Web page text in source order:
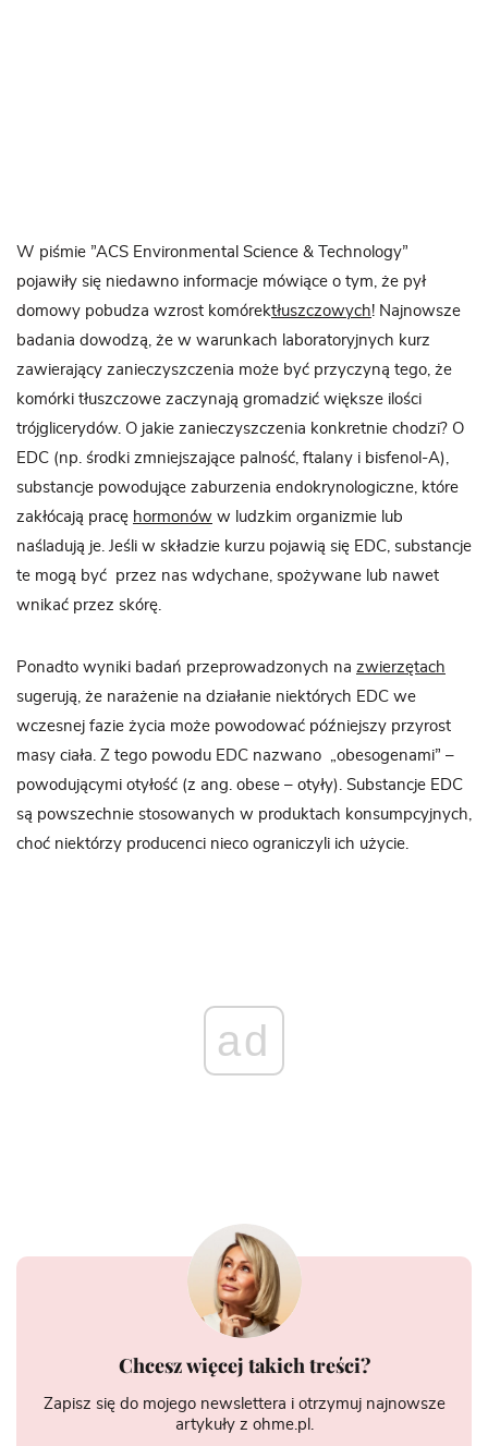
W piśmie ”ACS Environmental Science & Technology”
pojawiły się niedawno informacje mówiące o tym, że pył
domowy pobudza wzrost komórektłuszczowych! Najnowsze
badania dowodzą, że w warunkach laboratoryjnych kurz
zawierający zanieczyszczenia może być przyczyną tego, że
komórki tłuszczowe zaczynają gromadzić większe ilości
trójglicerydów. O jakie zanieczyszczenia konkretnie chodzi? O
EDC (np. środki zmniejszające palność, ftalany i bisfenol-A),
substancje powodujące zaburzenia endokrynologiczne, które
zakłócają pracę hormonów w ludzkim organizmie lub
naśladują je. Jeśli w składzie kurzu pojawią się EDC, substancje
te mogą być przez nas wdychane, spożywane lub nawet
wnikać przez skórę.
Ponadto wyniki badań przeprowadzonych na zwierzętach
sugerują, że narażenie na działanie niektórych EDC we
wczesnej fazie życia może powodować późniejszy przyrost
masy ciała. Z tego powodu EDC nazwano „obesogenami” –
powodującymi otyłość (z ang. obese – otyły). Substancje EDC
są powszechnie stosowanych w produktach konsumpcyjnych,
choć niektórzy producenci nieco ograniczyli ich użycie.
ad
Chcesz więcej takich treści?
Zapisz się do mojego newslettera i otrzymuj najnowsze
artykuły z ohme.pl.